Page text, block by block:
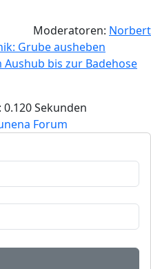
Moderatoren: Norbert
Grube ausheben
bis zur Badehose
Sekunden
Forum